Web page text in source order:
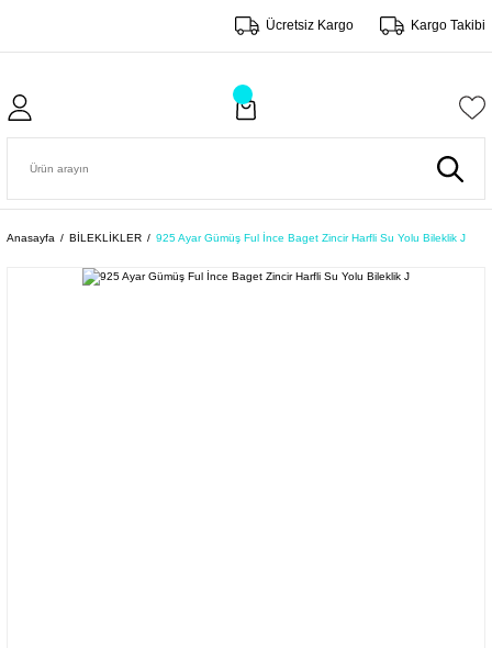
Ücretsiz Kargo Kargo Takibi
Anasayfa BİLEKLİKLER 925 Ayar Gümüş Ful İnce Baget Zincir Harfli Su Yolu Bileklik J